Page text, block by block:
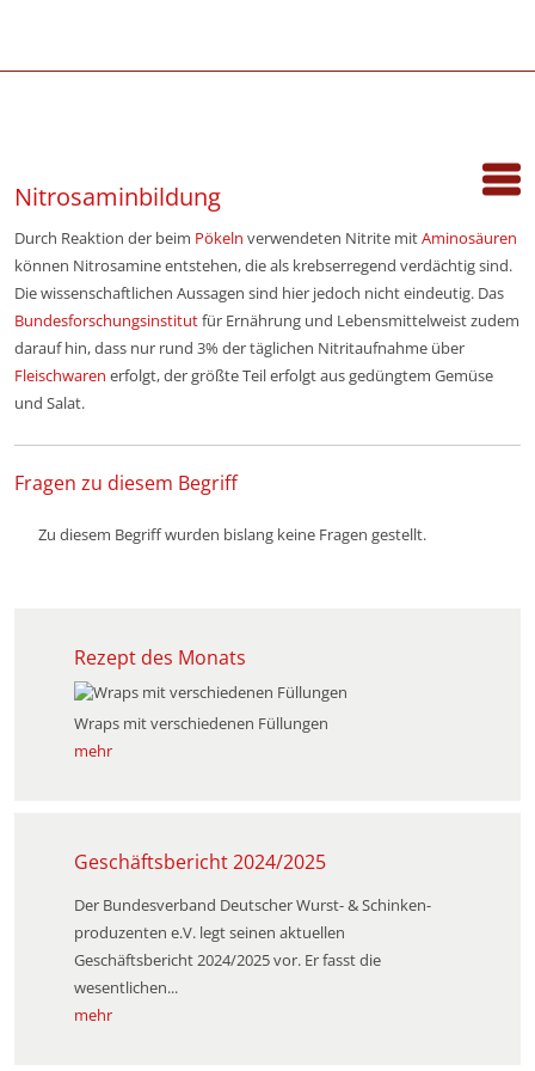
Nitrosaminbildung
Durch Reaktion der beim Pökeln verwendeten Nitrite mitAminosäuren
können Nitrosamine entstehen, die als krebserregend verdächtig sind.
Die wissenschaftlichen Aussagen sind hier jedoch nicht eindeutig. Das
Bundesforschungsinstitutfür Ernährung und Lebensmittelweist zudem
darauf hin, dass nur rund 3% der täglichen Nitritaufnahme über
Fleischwaren erfolgt, der größte Teil erfolgt aus gedüngtem Gemüse
und Salat.
Fragen zu diesem Begriff
Zu diesem Begriff wurden bislang keine Fragen gestellt.
Rezept des Monats
Wraps mit verschiedenen Füllungen
mehr
Geschäftsbericht 2024/2025
Der Bundesverband Deutscher Wurst- & Schinken­
produzenten e.V. legt seinen aktuellen
Geschäftsbericht 2024/2025 vor. Er fasst die
wesentlichen...
mehr